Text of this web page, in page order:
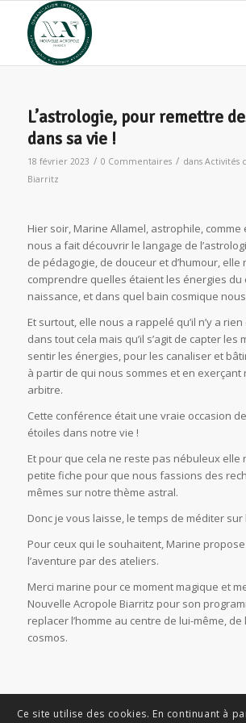
L’astrologie, pour remettre
dans sa vie !
18 février 2023 / 0 Commentaires / dans Activités
Biarritz
Hier soir, Marine Allamel, astrophile, comme
nous a fait découvrir le langage de
de pédagogie, de douceur et d’humour, elle
comprendre quelles étaient les énergies du
naissance, et dans quel bain cosmique
Et surtout, elle nous a rappelé qu’il n’y a
dans tout cela mais qu’il s’agit de capter les
sentir les énergies, pour les canaliser et
à partir de qui nous sommes et en exerçant
arbitre.
Cette conférence était une vraie occasion
étoiles dans notre vie !
Et pour que cela ne reste pas nébuleux elle
petite fiche pour que nous fassions des
mêmes sur notre thème astral.
Donc je vous laisse, le temps de méditer
Pour ceux qui le souhaitent, Marine
l’aventure par des ateliers.
Merci marine pour ce moment magique et
Nouvelle Acropole Biarritz pour son
replacer l’homme au centre de lui-même,
cosmos.
Ce site utilise des cookies. En continuant à